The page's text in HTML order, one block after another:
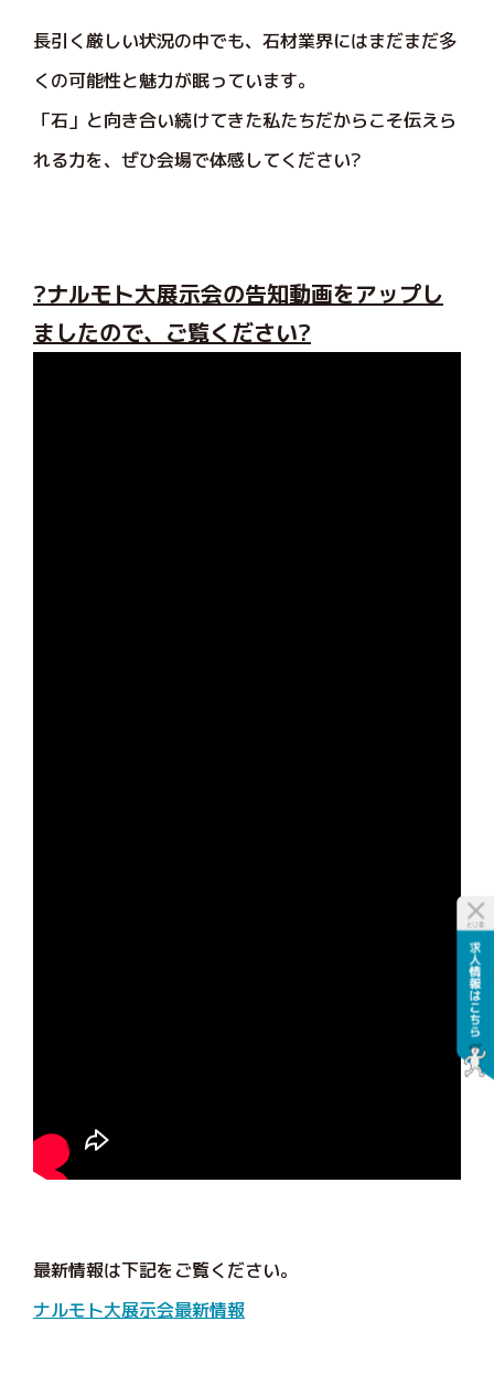
長引く厳しい状況の中でも、石材業界にはまだまだ多
くの可能性と魅力が眠っています。
「石」と向き合い続けてきた私たちだからこそ伝えら
れる力を、ぜひ会場で体感してください?
?ナルモト大展示会の告知動画をアップし
ましたので、ご覧ください?
最新情報は下記をご覧ください。
ナルモト大展示会最新情報